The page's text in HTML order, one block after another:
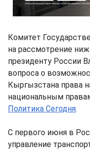
Комитет
на рассмотрение
президенту России
вопроса о
Кыргызстана права
национальным
Политика Сегодня.
С первого июня в
управление